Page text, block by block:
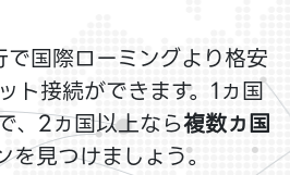
国際ローミングより格安
ト接続ができます。1ヵ国
、2ヵ国以上なら複数ヵ国
を見つけましょう。